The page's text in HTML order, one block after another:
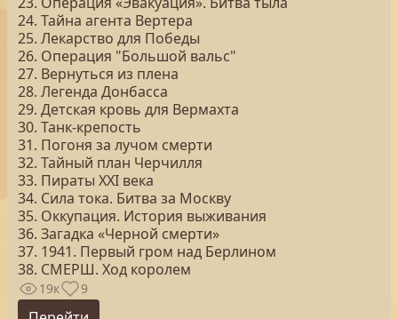
24. Тайна агента Вертера
25. Лекарство для Победы
26. Операция "Большой вальс"
27. Вернуться из плена
28. Легенда Донбасса
29. Детская кровь для Вермахта
30. Танк-крепость
31. Погоня за лучом смерти
32. Тайный план Черчилля
33. Пираты ХХI века
34. Сила тока. Битва за Москву
35. Оккупация. История выживания
36. Загадка «Черной смерти»
37. 1941. Первый гром над Берлином
38. СМЕРШ. Ход королем
19к 9